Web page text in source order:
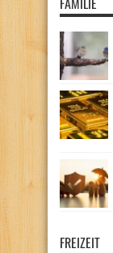
FREIZEIT